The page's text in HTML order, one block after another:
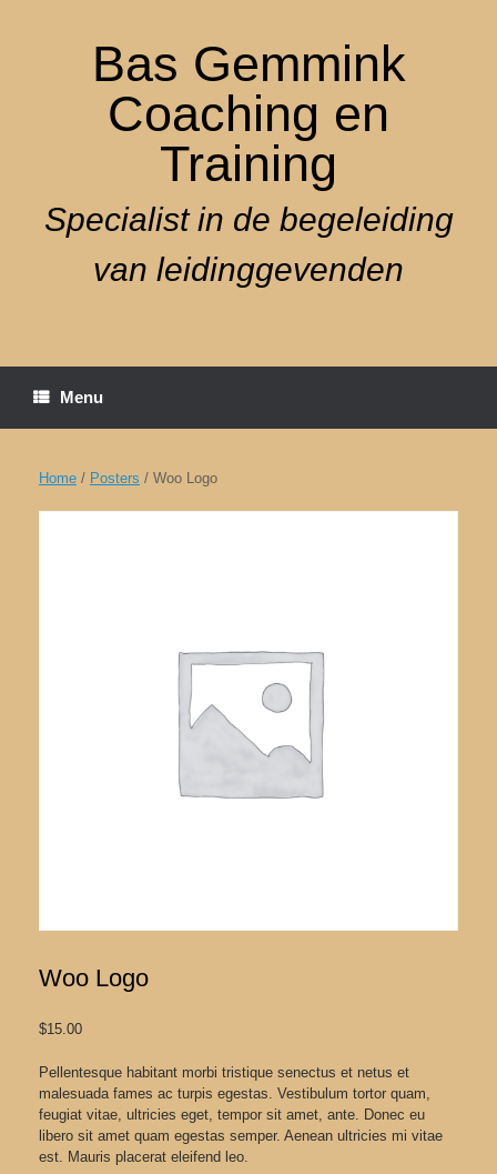
Bas Gemmink
Coaching en
Training
Specialist in de begeleiding
van leidinggevenden
Menu
Home / Posters / Woo Logo
Woo Logo
$15.00
Pellentesque habitant morbi tristique senectus et netus et
malesuada fames ac turpis egestas. Vestibulum tortor quam,
feugiat vitae, ultricies eget, tempor sit amet, ante. Donec eu
libero sit amet quam egestas semper. Aenean ultricies mi vitae
est. Mauris placerat eleifend leo.